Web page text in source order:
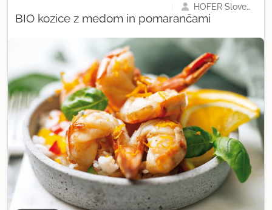
BIO kozice z medom in pomarančami
HOFER Slovenija